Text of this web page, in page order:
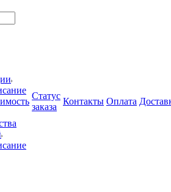
Статус
заказа
Контакты Оплата